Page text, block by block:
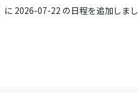
に 2026-07-22 の日程を追加しまし